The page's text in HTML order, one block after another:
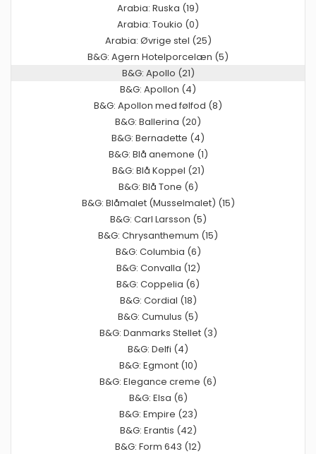
Arabia: Ruska (19)
Arabia: Toukio (0)
Arabia: Øvrige stel (25)
B&G: Agern Hotelporcelæn (5)
B&G: Apollo (21)
B&G: Apollon (4)
B&G: Apollon med følfod (8)
B&G: Ballerina (20)
B&G: Bernadette (4)
B&G: Blå anemone (1)
B&G: Blå Koppel (21)
B&G: Blå Tone (6)
B&G: Blåmalet (Musselmalet) (15)
B&G: Carl Larsson (5)
B&G: Chrysanthemum (15)
B&G: Columbia (6)
B&G: Convalla (12)
B&G: Coppelia (6)
B&G: Cordial (18)
B&G: Cumulus (5)
B&G: Danmarks Stellet (3)
B&G: Delfi (4)
B&G: Egmont (10)
B&G: Elegance creme (6)
B&G: Elsa (6)
B&G: Empire (23)
B&G: Erantis (42)
B&G: Form 643 (12)